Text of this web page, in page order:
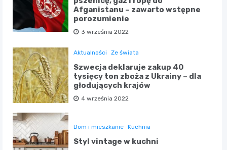
Afganistanu – zawarto wstępne
porozumienie
3 września 2022
Aktualności Ze świata
Szwecja deklaruje zakup 40
tysięcy ton zboża z Ukrainy – dla
głodujących krajów
4 września 2022
Dom i mieszkanie Kuchnia
Styl vintage w kuchni